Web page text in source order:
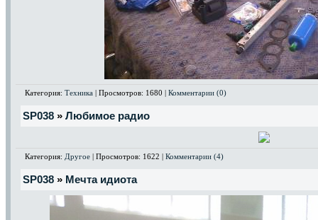
Категория: Техника | Просмотров: 1680 | Комментарии (0)
SP038 » Любимое радио
Категория: Другое | Просмотров: 1622 | Комментарии (4)
SP038 » Мечта идиота